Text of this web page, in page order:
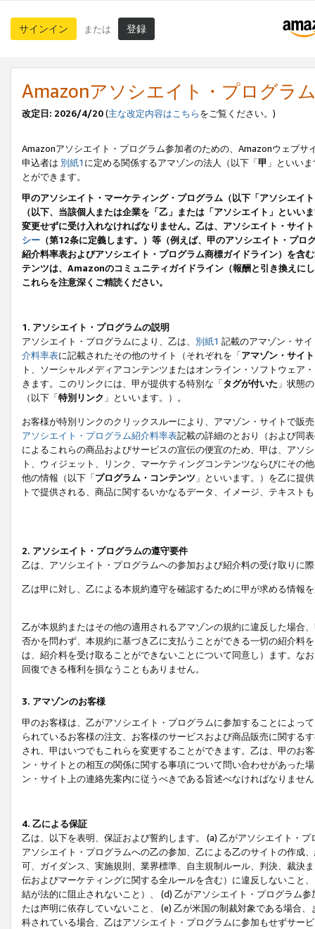
サインイン または 登録
Amazonアソシエイト・プログラ
改定日: 2026/4/20(主な改定内容はこちらをご覧ください。)
Amazonアソシエイト・プログラム参加者のための、Amazonウェブサ
申込者は 別紙1 に定める関係するアマゾンの法人（以下「甲 」といい
とができます。
甲のアソシエイト・マーケティング・プログラム（以下「アソシエイ
（以下、当該個人または企業を「乙」または「アソシエイト」とい
変更せずに受け入れなければなりません。乙は、アソシエイト・サイ
シー （第12条に定義します。）等（例えば、甲のアソシエイト・プ
紹介料率表およびアソシエイト・プログラム商標ガイドライン）を
テンツは、Amazonのコミュニティガイドライン（報酬と引き換えに
これらを注意深くご精読ください。
1. アソシエイト・プログラムの説明
アソシエイト・プログラムにより、乙は、 別紙1 記載のアマゾン・サ
介料率表に記載されたその他のサイト（それぞれを「アマゾン・サイト
ト、ソーシャルメディアコンテンツまたはオンライン・ソフトウェア
きます。このリンクには、甲が提供する特別な「タグが付いた 」状態
（以下「特別リンク 」といいます。）。
お客様が特別リンクのクリックスルーにより、アマゾン・サイトで販
アソシエイト・プログラム紹介料率表記載の詳細のとおり（および同
によるこれらの商品およびサービスの宣伝の便宜のため、甲は、アソ
ト、ウィジェット、リンク、マーケティングコンテンツならびにその
他の情報（以下「プログラム・コンテンツ 」といいます。）を乙に提
トで提供される、商品に関するいかなるデータ、イメージ、テキス
2. アソシエイト・プログラムの遵守要件
乙は、アソシエイト・プログラムへの参加および紹介料の受け取りに
乙は甲に対し、乙による本規約遵守を確認するために甲が求める情報
乙が本規約またはその他の適用されるアマゾンの規約に違反した場合
否かを問わず、本規約に基づき乙に支払うことができる一切の紹介料
は、紹介料を受け取ることができないことについて同意し）ます。な
回復できる権利を損なうこともありません。
3. アマゾンのお客様
甲のお客様は、乙がアソシエイト・プログラムに参加することによっ
られているお客様の注文、お客様のサービスおよび商品販売に関する
され、甲はいつでもこれらを変更することができます。乙は、甲のお
ン・サイトとの相互の関係に関する事項について問い合わせがあった
ン・サイト上の連絡先案内に従うべきである旨述べなければなりませ
4. 乙による保証
乙は、以下を表明、保証および誓約します。 (a) 乙がアソシエイト・
アソシエイト・プログラムへの乙の参加、乙による乙のサイトの作成
可、ガイダンス、実施規則、業界標準、自主規制ルール、判決、裁決
伝およびマーケティングに関する全ルールを含む）に違反しないこと
結が法的に阻止されないこと）、 (d) 乙がアソシエイト・プログラム
たは声明に依存していないこと、 (e) 乙が米国の制裁対象である場合
科されている場合、乙はアソシエイト・プログラムに参加もせずサー